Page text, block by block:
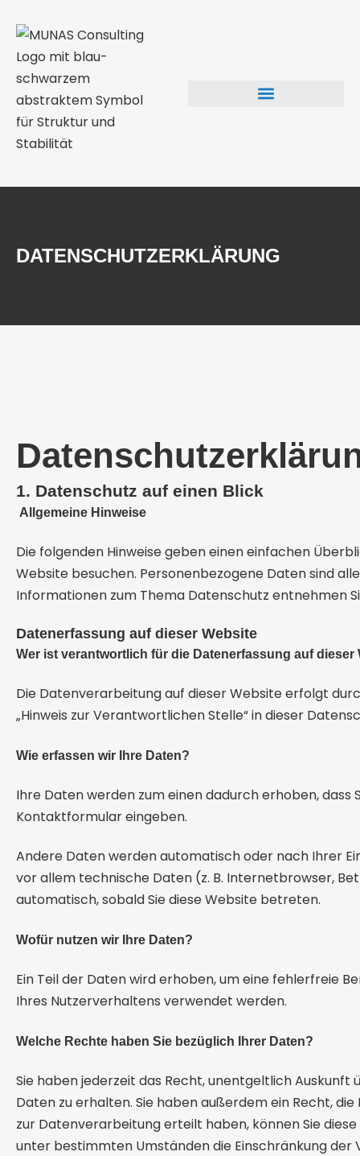
DATENSCHUTZERKLÄRUNG
1. Datenschutz auf einen Blick
Allgemeine Hinweise
Die folgenden Hinweise geben einen einfachen
Website besuchen. Personenbezogene Daten sind
Informationen zum Thema Datenschutz entnehmen
Datenerfassung auf dieser Website
Wer ist verantwortlich für die Datenerfassung auf dieser
Die Datenverarbeitung auf dieser Website erfolgt
„Hinweis zur Verantwortlichen Stelle“ in dieser
Wie erfassen wir Ihre Daten?
Ihre Daten werden zum einen dadurch erhoben, dass
Kontaktformular eingeben.
Andere Daten werden automatisch oder nach Ihrer
vor allem technische Daten (z. B. Internetbrowser,
automatisch, sobald Sie diese Website betreten.
Wofür nutzen wir Ihre Daten?
Ein Teil der Daten wird erhoben, um eine fehlerfreie
Ihres Nutzerverhaltens verwendet werden.
Welche Rechte haben Sie bezüglich Ihrer Daten?
Sie haben jederzeit das Recht, unentgeltlich
Daten zu erhalten. Sie haben außerdem ein Recht,
zur Datenverarbeitung erteilt haben, können Sie
unter bestimmten Umständen die Einschränkung